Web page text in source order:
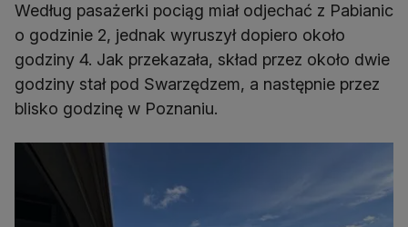
Według pasażerki pociąg miał odjechać z Pabianic
o godzinie 2, jednak wyruszył dopiero około
godziny 4. Jak przekazała, skład przez około dwie
godziny stał pod Swarzędzem, a następnie przez
blisko godzinę w Poznaniu.